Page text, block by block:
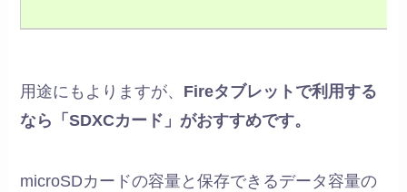
用途にもよりますが、 Fireタブレットで利用する
なら「SDXCカード」がおすすめです。
microSDカードの容量と保存できるデータ容量の